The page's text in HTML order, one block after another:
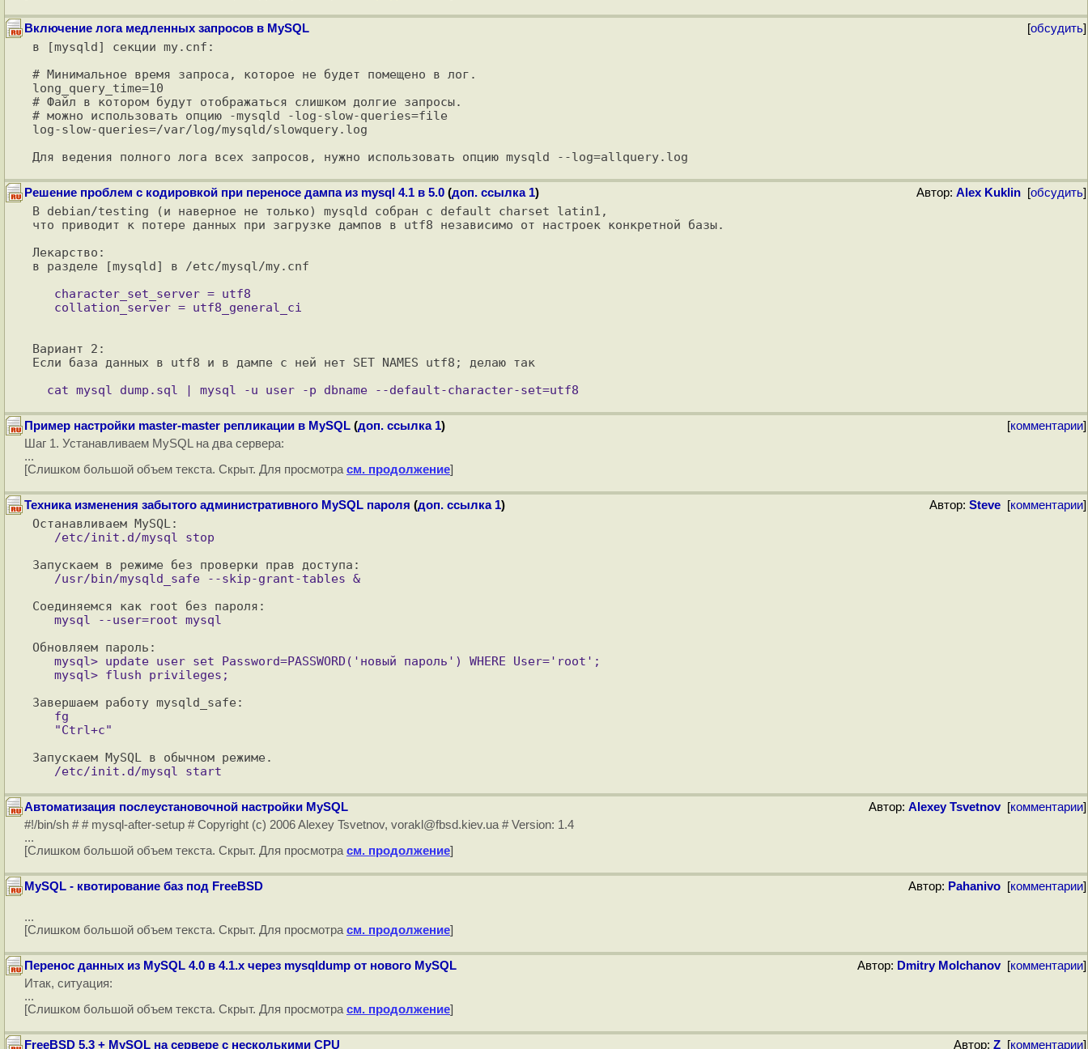
Включение лога медленных запросов в MySQL [обсудить]
в [mysqld] секции my.cnf:
# Минимальное время запроса, которое не будет помещено в лог.
long_query_time=10
# Файл в котором будут отображаться слишком долгие запросы.
# можно использовать опцию -mysqld -log-slow-queries=file
log-slow-queries=/var/log/mysqld/slowquery.log
Решение проблем с кодировкой при переносе дампа из mysql 4.1 в 5.0 (доп. ссылка 1) Автор: Alex Kuklin [обсудить]
В debian/testing (и наверное не только) mysqld собран с default charset latin1,
что приводит к потере данных при загрузке дампов в utf8 независимо от настроек конкретной базы.
Лекарство:
в разделе [mysqld] в /etc/mysql/my.cnf
Вариант 2:
Если база данных в utf8 и в дампе с ней нет SET NAMES utf8; делаю так
Пример настройки master-master репликации в MySQL (доп. ссылка 1) [комментарии]
Шаг 1. Устанавливаем MySQL на два сервера:
...
[Слишком большой объем текста. Скрыт. Для просмотра см. продолжение]
Техника изменения забытого административного MySQL пароля (доп. ссылка 1) Автор: Steve [комментарии]
Автоматизация послеустановочной настройки MySQL Автор: Alexey Tsvetnov[комментарии]
#!/bin/sh # # mysql-after-setup # Copyright (c) 2006 Alexey Tsvetnov, vorakl@fbsd.kiev.ua # Version: 1.4
...
[Слишком большой объем текста. Скрыт. Для просмотра см. продолжение]
MySQL - квотирование баз под FreeBSD Автор: Pahanivo [комментарии]
...
[Слишком большой объем текста. Скрыт. Для просмотра см. продолжение]
Перенос данных из MySQL 4.0 в 4.1.x через mysqldump от нового MySQL Автор: Dmitry Molchanov[комментарии]
Итак, ситуация:
...
[Слишком большой объем текста. Скрыт. Для просмотра см. продолжение]
FreeBSD 5.3 + MySQL на сервере с несколькими CPU Автор: Z [комментарии]